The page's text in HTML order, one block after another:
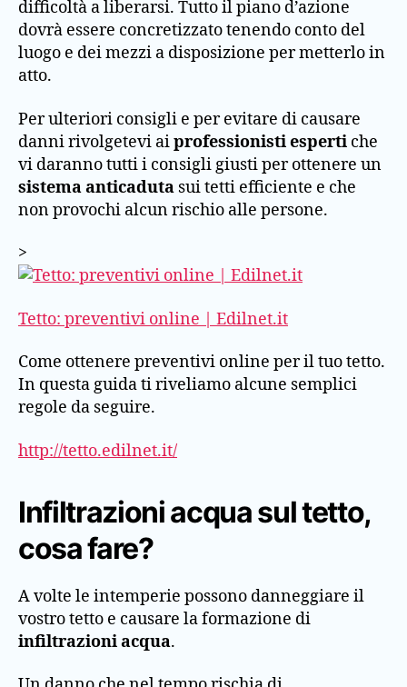
difficoltà a liberarsi. Tutto il piano d’azione
dovrà essere concretizzato tenendo conto del
luogo e dei mezzi a disposizione per metterlo in
atto.
Per ulteriori consigli e per evitare di causare
danni rivolgetevi aiprofessionisti esperti che
vi daranno tutti i consigli giusti per ottenere un
sistema anticaduta sui tetti efficiente e che
non provochi alcun rischio alle persone.
>
Tetto: preventivi online | Edilnet.it
Come ottenere preventivi online per il tuo tetto.
In questa guida ti riveliamo alcune semplici
regole da seguire.
http://tetto.edilnet.it/
Infiltrazioni acqua sul tetto,
cosa fare?
A volte le intemperie possono danneggiare il
vostro tetto e causare la formazione di
infiltrazioni acqua.